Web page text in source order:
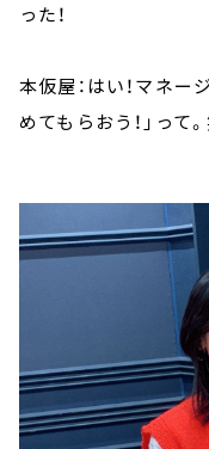
った！
本仮屋：はい！マネ
めてもらおう！」って